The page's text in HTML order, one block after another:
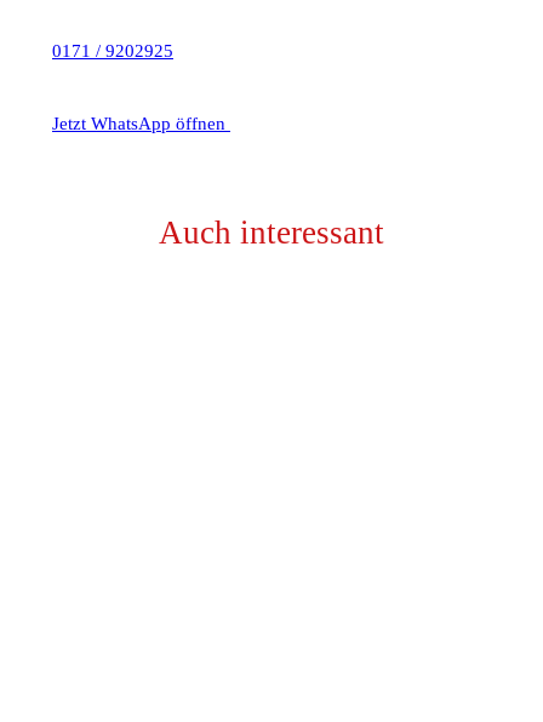
0171 / 9202925
Jetzt WhatsApp öffnen
Auch interessant